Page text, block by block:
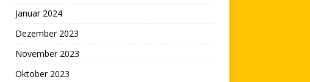
Januar 2024
Dezember 2023
November 2023
Oktober 2023